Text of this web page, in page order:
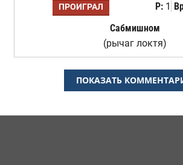
ПРОИГРАЛ Р:1
Сабмишном
(рычаг локтя)
ПОКАЗАТЬ